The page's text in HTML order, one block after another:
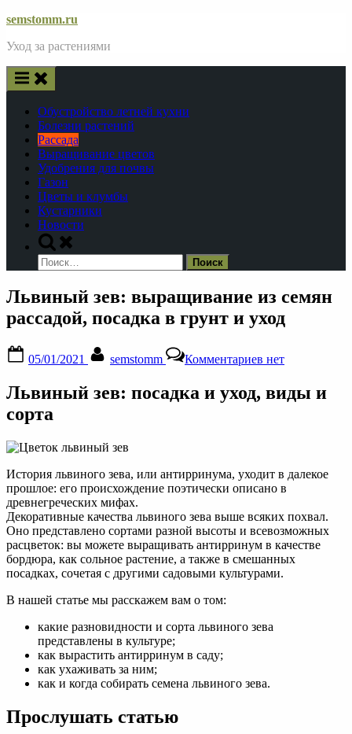
Skip
content
semstomm.ru
Уход за растениями
Обустройство летней кухни
Болезни растений
Рассада
Выращивание цветов
Удобрения для почвы
Газон
Цветы и клумбы
Кустарники
Новости
Toggle
search
form
Найти:
Львиный зев: выращивание из семян
рассадой, посадка в грунт и уход
on
05/01/2021 semstomm Комментариевзаписи
зев:
в
грунт
уход
нет
Львиный зев: посадка и уход, виды и
сорта
История львиного зева, или антирринума, уходит в далекое
прошлое: его происхождение поэтически описано в
древнегреческих мифах.
Декоративные качества львиного зева выше всяких похвал.
Оно представлено сортами разной высоты и всевозможных
расцветок: вы можете выращивать антирринум в качестве
бордюра, как сольное растение, а также в смешанных
посадках, сочетая с другими садовыми культурами.
В нашей статье мы расскажем вам о том:
какие разновидности и сорта львиного зева
представлены в культуре;
как вырастить антирринум в саду;
как ухаживать за ним;
как и когда собирать семена львиного зева.
Прослушать статью